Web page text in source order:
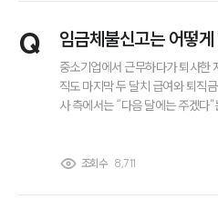
대륜법률
받을 수 있는지 궁금합니다.
Q 임금체불신고는 어떻
중소기업에서 근무하다가 퇴사한
직도 마지막 두 달치 급여와 퇴직
사 측에서는 “다음 달에는 주겠다
떻게 되는지도 궁금합니다.
조회수 8,711